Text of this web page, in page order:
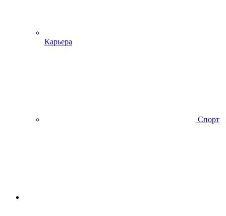
Карьера
Спорт